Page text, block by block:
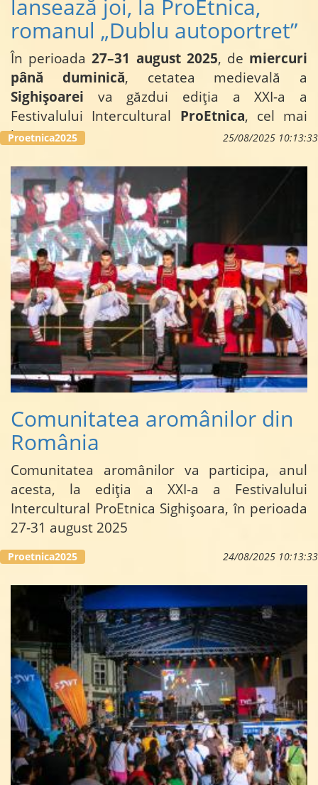
lansează joi, la ProEtnica,
romanul „Dublu autoportret”
În perioada27–31 august 2025, de miercuri
până duminică, cetatea medievală a
Sighișoarei va găzdui ediția a XXI-a a
Festivalului Intercultural ProEtnica, cel mai
important...
25/08/2025 10:13:33
Proetnica2025
Comunitatea aromânilor din
România
Comunitatea aromânilor va participa, anul
acesta, la ediția a XXI-a a Festivalului
Intercultural ProEtnica Sighișoara, în perioada
27-31 august 2025
...
24/08/2025 10:13:33
Proetnica2025